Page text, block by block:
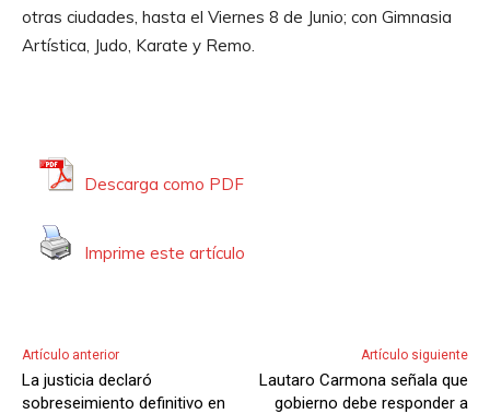
otras ciudades, hasta el Viernes 8 de Junio; con Gimnasia
Artística, Judo, Karate y Remo.
Descarga como PDF
Imprime este artículo
Artículo anterior
La justicia declaró
sobreseimiento definitivo en
Artículo siguiente
Lautaro Carmona señala que
gobierno debe responder a